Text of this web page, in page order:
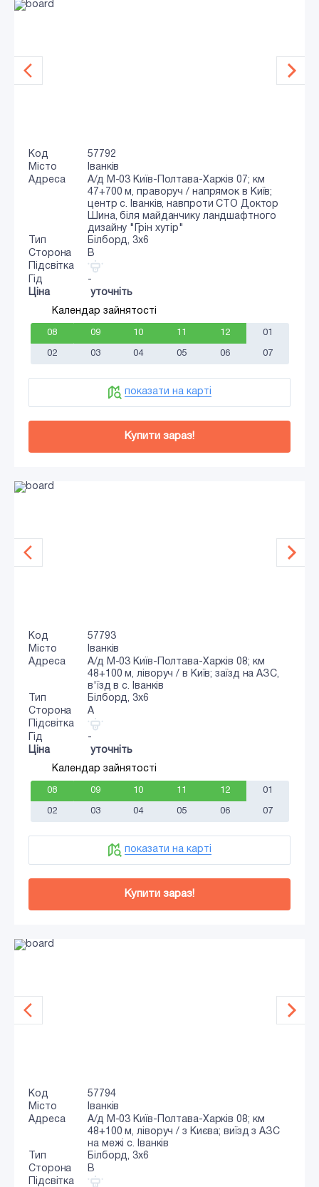
Код
57792
Місто
Іванків
Адреса
А/д М-03 Київ-Полтава-Харків 07; км
47+700 м, праворуч / напрямок в Київ;
центр с. Іванків, навпроти СТО Доктор
Шина, біля майданчику ландшафтного
дизайну "Грін хутір"
Тип
Білборд, 3х6
Сторона
B
Підсвітка
Гід
-
Ціна
уточніть
Календар зайнятості
08 09 10 11 12 01
02 03 04 05 06 07
показати на карті
Купити зараз!
Код
57793
Місто
Іванків
Адреса
А/д М-03 Київ-Полтава-Харків 08; км
48+100 м, ліворуч / в Київ; заїзд на АЗС,
в'їзд в с. Іванків
Тип
Білборд, 3х6
Сторона
A
Підсвітка
Гід
-
Ціна
уточніть
Календар зайнятості
08 09 10 11 12 01
02 03 04 05 06 07
показати на карті
Купити зараз!
Код
57794
Місто
Іванків
Адреса
А/д М-03 Київ-Полтава-Харків 08; км
48+100 м, ліворуч / з Києва; виїзд з АЗС
на межі с. Іванків
Тип
Білборд, 3х6
Сторона
B
Підсвітка